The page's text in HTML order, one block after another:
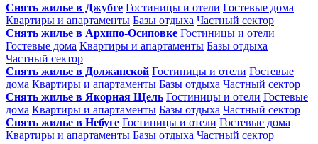
Снять жилье в Джубге Гостиницы и отели Гостевые дома
Квартиры и апартаменты Базы отдыха Частный сектор
Снять жилье в Архипо-Осиповке Гостиницы и отели
Гостевые дома Квартиры и апартаменты Базы отдыха
Частный сектор
Снять жилье в Должанской Гостиницы и отели Гостевые
дома Квартиры и апартаменты Базы отдыха Частный сектор
Снять жилье в Якорная Щель Гостиницы и отели Гостевые
дома Квартиры и апартаменты Базы отдыха Частный сектор
Снять жилье в Небуге Гостиницы и отели Гостевые дома
Квартиры и апартаменты Базы отдыха Частный сектор